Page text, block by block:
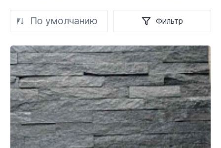
По умолчанию Фильтр